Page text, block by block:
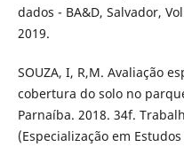
dados - BA&D, Salvador,
2019.
SOUZA, I, R,M. Avaliação
cobertura do solo no
Parnaíba. 2018. 34f.
(Especialização em